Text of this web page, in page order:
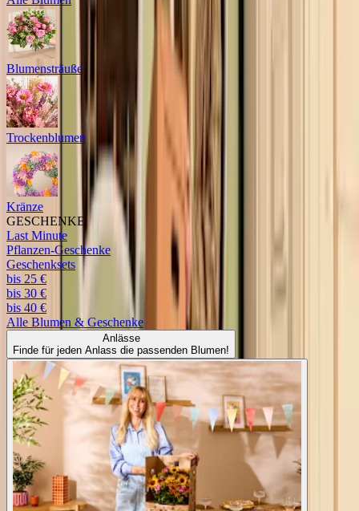
Blumensträuße
Trockenblumen
Kränze
GESCHENKE
Last Minute
Pflanzen-Geschenke
Geschenksets
bis 25 €
bis 30 €
bis 40 €
Alle Blumen & Geschenke
Anlässe
Finde für jeden Anlass die passenden Blumen!